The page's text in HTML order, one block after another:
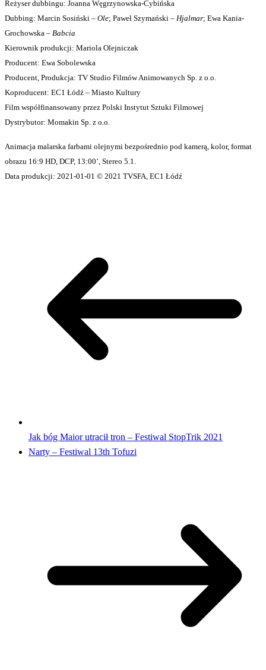
Reżyser dubbingu: Joanna Węgrzynowska-Cybińska
Dubbing: Marcin Sosiński – Ole; Paweł Szymański – Hjalmar; Ewa Kania-
Grochowska – Babcia
Kierownik produkcji: Mariola Olejniczak
Producent: Ewa Sobolewska
Producent, Produkcja: TV Studio Filmów Animowanych Sp. z o.o.
Koproducent: EC1 Łódź – Miasto Kultury
Film współfinansowany przez Polski Instytut Sztuki Filmowej
Dystrybutor: Momakin Sp. z o.o.
Animacja malarska farbami olejnymi bezpośrednio pod kamerą, kolor, format
obrazu 16:9 HD, DCP, 13:00’, Stereo 5.1.
Data produkcji: 2021-01-01 © 2021 TVSFA, EC1 Łódź
Jak bóg Maior utracił tron – Festiwal StopTrik 2021
Narty – Festiwal 13th Tofuzi